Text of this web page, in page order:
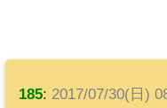
185: 2017/07/30(日)